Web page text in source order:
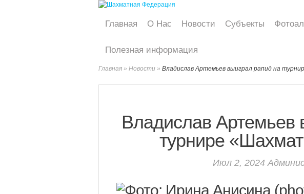
Главная О Нас Новости Субъекты
Полезная информация
Главная » Новости » Владислав Артемьев выиграл рапид на
Владислав Артемьев
турнире
Июл 2, 2024